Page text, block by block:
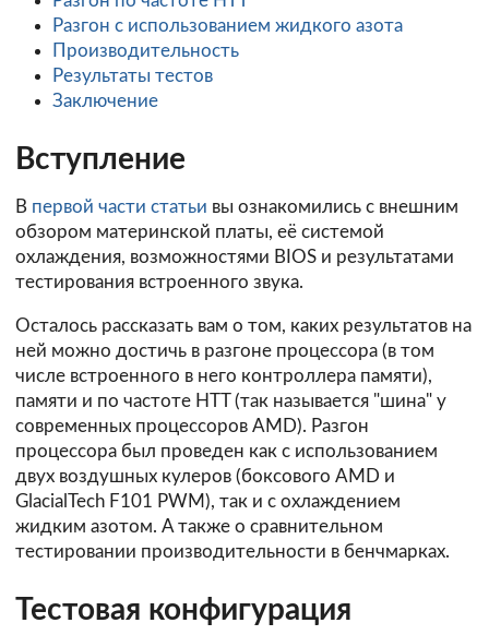
Разгон с использованием жидкого азота
Производительность
Результаты тестов
Заключение
Вступление
В первой части статьи вы ознакомились с внешним
обзором материнской платы, её системой
охлаждения, возможностями BIOS и результатами
тестирования встроенного звука.
Осталось рассказать вам о том, каких результатов на
ней можно достичь в разгоне процессора (в том
числе встроенного в него контроллера памяти),
памяти и по частоте HTT (так называется "шина" у
современных процессоров AMD). Разгон
процессора был проведен как с использованием
двух воздушных кулеров (боксового AMD и
GlacialTech F101 PWM), так и с охлаждением
жидким азотом. А также о сравнительном
тестировании производительности в бенчмарках.
Тестовая конфигурация